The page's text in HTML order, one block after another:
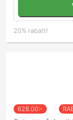
20% rabatt!
628.00:-